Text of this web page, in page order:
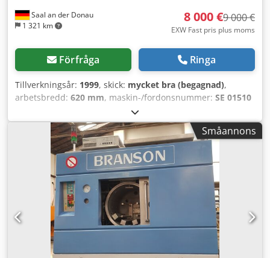
Saal an der Donau
1 321 km
8 000 €9 000 €
EXW Fast pris plus moms
Förfråga Ringa
Tillverkningsår: 1999, skick: mycket bra (begagnad),
arbetsbredd: 620 mm, maskin-/fordonsnummer: SE 01510
, Heatelements-svetsmaskin HP60/40 från BRANSON
Driften sker hydrauliskt, assisterad av positions- och
regleringssystem. Maskinen är utrustad med en egen
vakuumpump. Endast få driftstimmar (ca 6800 timmar).
Användbar heatelementyta: Bredd 600 mm x Djup 400 mm
Maximal delstorlek: Max. delbredd 620 mm, max. djud 420
mm Max. delhöjd övre 350 mm Max. delhöjd undre 350
mm (Kombinationer av delhöjder möjliga, beroende av
kontur) Max. arbetstemperatur för kontaktmetod = 400
grader Codpfx Aeykvdledieha Maskinens modulära
ramkonstruktion möjliggör enkla ombyggnationer.
Sidodörrarna och frontdörren i svetsområdet kan öppnas
Småannons